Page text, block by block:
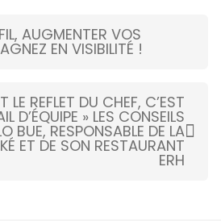
AUGMENTER VOS
EN VISIBILITÉ !
LE REFLET DU CHEF, C’EST
D’ÉQUIPE » LES CONSEILS
BUE, RESPONSABLE DE LA
ET DE SON RESTAURANT
ERH